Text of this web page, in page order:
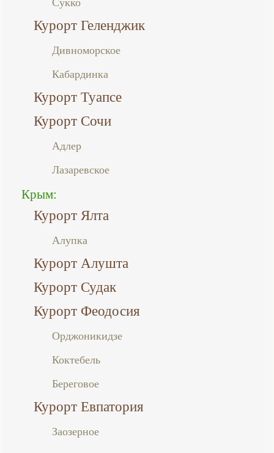
Сукко
Курорт Геленджик
Дивноморское
Кабардинка
Курорт Туапсе
Курорт Сочи
Адлер
Лазаревское
Крым:
Курорт Ялта
Алупка
Курорт Алушта
Курорт Судак
Курорт Феодосия
Орджоникидзе
Коктебель
Береговое
Курорт Евпатория
Заозерное